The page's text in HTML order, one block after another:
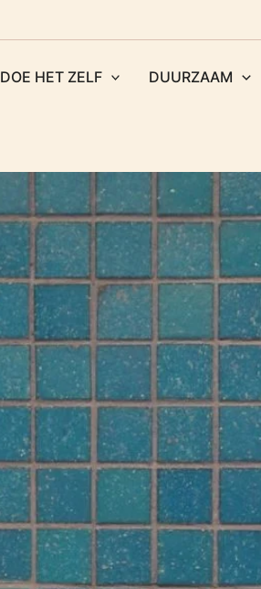
DOE HET ZELF DUURZAAM